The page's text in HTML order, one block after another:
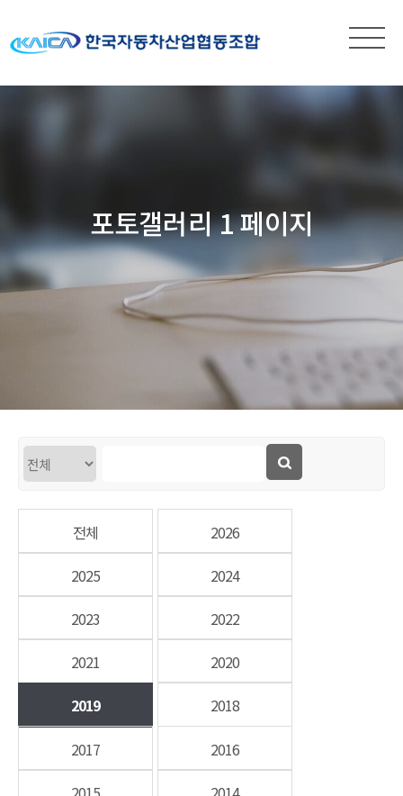
포토갤러리 1 페이지
전체
2026
2025
2024
2023
2022
2021
2020
2019
2018
2017
2016